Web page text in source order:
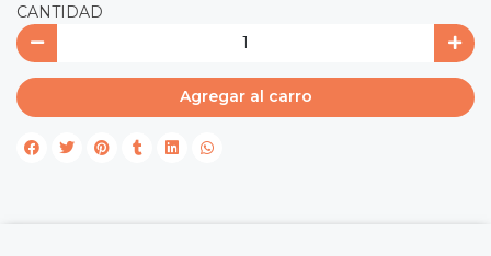
CANTIDAD
Agregar al carro